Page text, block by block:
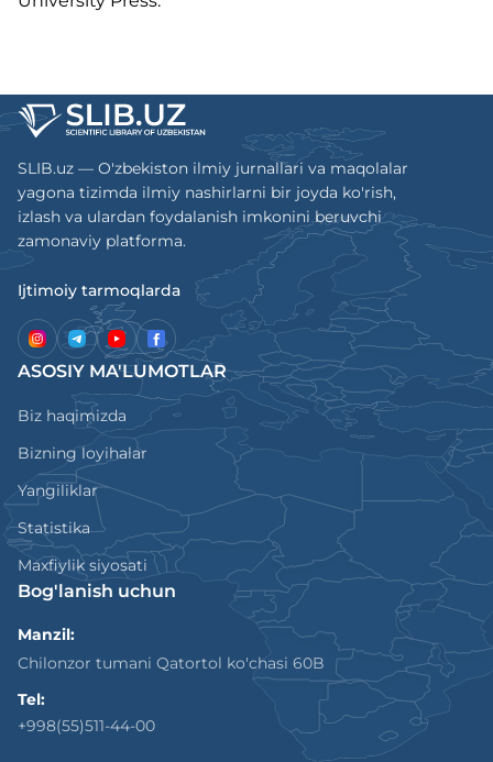
SLIB.uz — O'zbekiston ilmiy jurnallari va maqolalar
yagona tizimda ilmiy nashirlarni bir joyda ko'rish,
izlash va ulardan foydalanish imkonini beruvchi
zamonaviy platforma.
Ijtimoiy tarmoqlarda
ASOSIY MA'LUMOTLAR
Biz haqimizda
Bizning loyihalar
Yangiliklar
Statistika
Maxfiylik siyosati
Bog'lanish uchun
Manzil:
Chilonzor tumani Qatortol ko'chasi 60B
Tel:
+998(55)511-44-00